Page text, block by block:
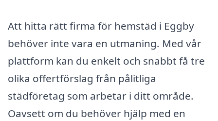
Att hitta rätt firma för hemstäd i Eggby
behöver inte vara en utmaning. Med vår
plattform kan du enkelt och snabbt få tre
olika offertförslag från pålitliga
städföretag som arbetar i ditt område.
Oavsett om du behöver hjälp med en